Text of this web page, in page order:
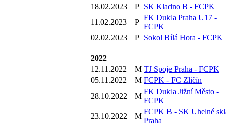
18.02.2023
P SK Kladno B - FCPK
11.02.2023
P
FK Dukla Praha U17 -
FCPK
02.02.2023
P Sokol Bílá Hora - FCPK
2022
12.11.2022
M TJ Spoje Praha - FCPK
05.11.2022
M FCPK - FC Zličín
28.10.2022
M
FK Dukla Jižní Město -
FCPK
23.10.2022
M
FCPK B - SK Uhelné
Praha